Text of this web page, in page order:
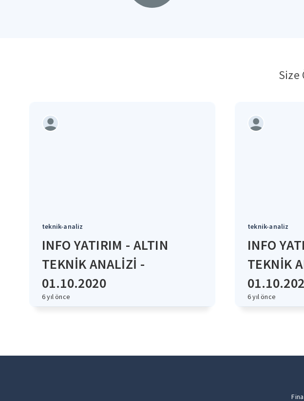
teknik-analiz
INFO YATIRIM - ALTIN
TEKNİK ANALİZİ -
01.10.2020
6 yıl önce
teknik-analiz
INFO
TEKNİK
6 yıl önce